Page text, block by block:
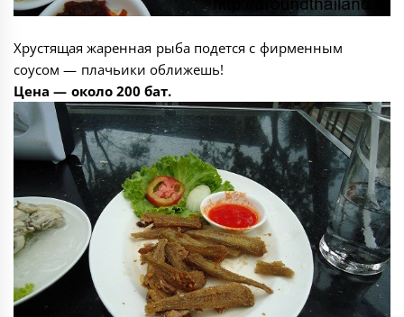
Хрустящая жаренная рыба подется с фирменным
соусом — плачьики оближешь!
Цена — около 200 бат.